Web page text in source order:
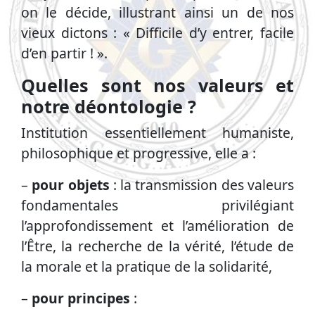
on le décide, illustrant ainsi un de nos
vieux dictons : « Difficile d’y entrer, facile
d’en partir ! ».
Quelles sont nos valeurs et
notre déontologie ?
Institution essentiellement humaniste,
philosophique et progressive, elle a :
– pour objets : la transmission des valeurs
fondamentales privilégiant
l’approfondissement et l’amélioration de
l’Être, la recherche de la vérité, l’étude de
la morale et la pratique de la solidarité,
– pour principes :